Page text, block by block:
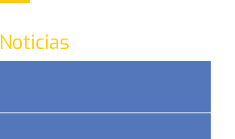
Noticias